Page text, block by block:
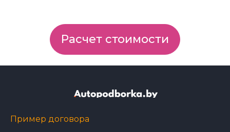
Расчет стоимости
Пример договора